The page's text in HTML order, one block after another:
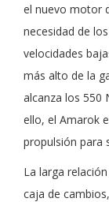
el nuevo motor
necesidad de
velocidades
más alto de la
alcanza los 550
ello, el Amarok
propulsión para
La larga
caja de